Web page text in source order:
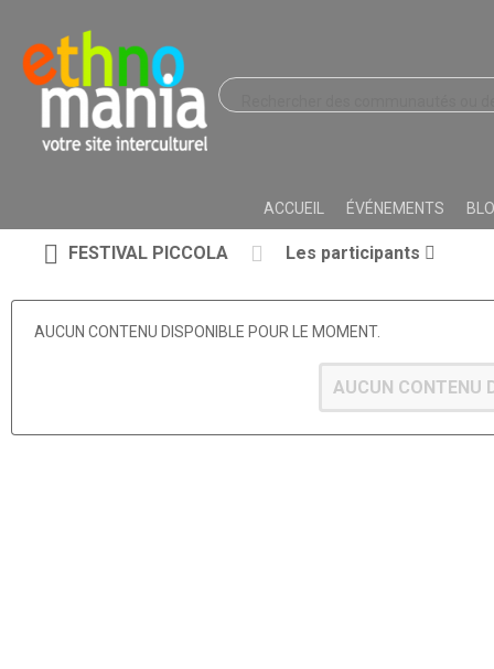
ACCUEIL ÉVÉNEMENTS
FESTIVAL PICCOLA Les participants
AUCUN CONTENU DISPONIBLE POUR LE MOMENT.
AUCUN CONTENU